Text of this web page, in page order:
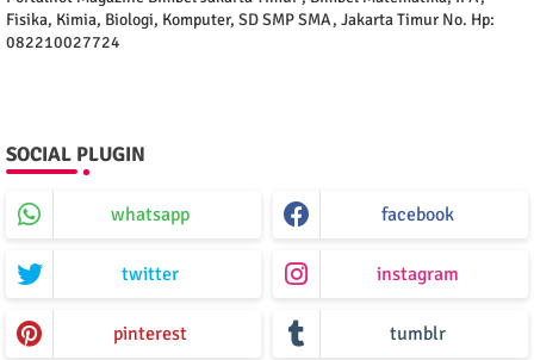
Fisika, Kimia, Biologi, Komputer, SD SMP SMA, Jakarta Timur No. Hp:
082210027724
SOCIAL PLUGIN
whatsapp facebook
twitter instagram
pinterest tumblr